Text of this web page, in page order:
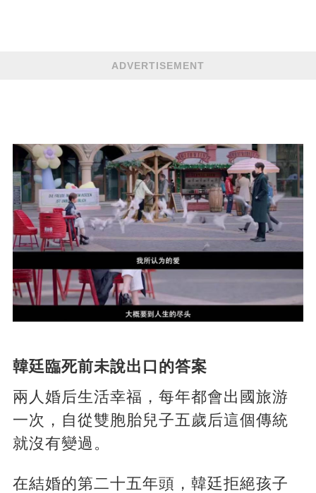
ADVERTISEMENT
韓廷臨死前未說出口的答案
兩人婚后生活幸福，每年都會出國旅游
一次，自從雙胞胎兒子五歲后這個傳統
就沒有變過。
在結婚的第二十五年頭，韓廷拒絕孩子